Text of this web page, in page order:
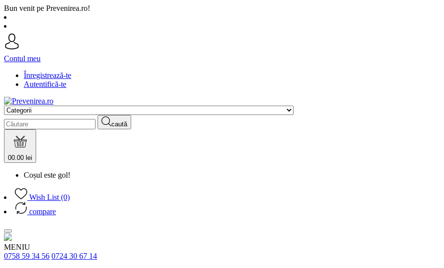
Bun venit pe Prevenirea.ro!
Contul meu
Înregistrează-te
Autentifică-te
caută
00.00 lei
Coșul este gol!
Wish List (0)
compare
MENIU
0758 59 34 56 0724 30 67 14